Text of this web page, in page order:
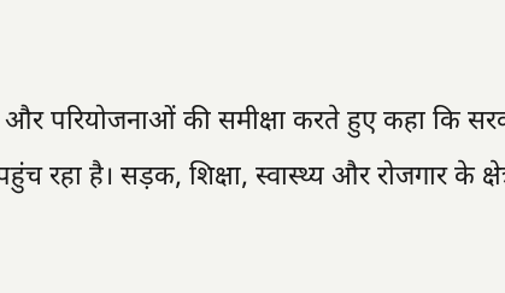
परियोजनाओं की समीक्षा करते हुए कहा कि
रहा है। सड़क, शिक्षा, स्वास्थ्य और रोजगार के